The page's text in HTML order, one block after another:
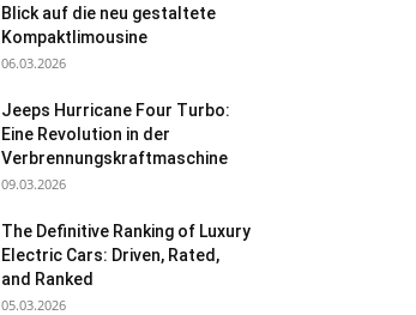
Blick auf die neu gestaltete
Kompaktlimousine
06.03.2026
Jeeps Hurricane Four Turbo:
Eine Revolution in der
Verbrennungskraftmaschine
09.03.2026
The Definitive Ranking of Luxury
Electric Cars: Driven, Rated,
and Ranked
05.03.2026